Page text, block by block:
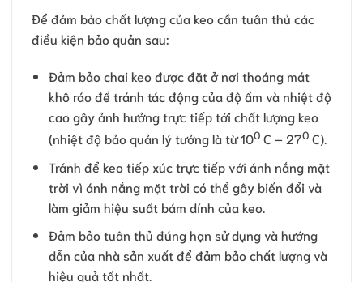
Để đảm bảo chất lượng của keo cần tuân thủ các
điều kiện bảo quản sau:
Đảm bảo chai keo được đặt ở nơi thoáng mát
khô ráo để tránh tác động của độ ẩm và nhiệt độ
cao gây ảnh hưởng trực tiếp tới chất lượng keo
(nhiệt độ bảo quản lý tưởng là từ 100C – 270C).
Tránh để keo tiếp xúc trực tiếp với ánh nắng mặt
trời vì ánh nắng mặt trời có thể gây biến đổi và
làm giảm hiệu suất bám dính của keo.
Đảm bảo tuân thủ đúng hạn sử dụng và hướng
dẫn của nhà sản xuất để đảm bảo chất lượng và
hiệu quả tốt nhất.